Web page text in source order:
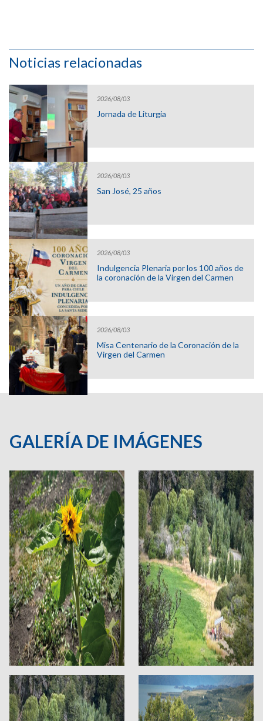
Noticias relacionadas
2026/08/03
Jornada de Liturgia
2026/08/03
San José, 25 años
2026/08/03
Indulgencia Plenaria por los 100 años de
la coronación de la Virgen del Carmen
2026/08/03
Misa Centenario de la Coronación de la
Virgen del Carmen
GALERÍA DE IMÁGENES